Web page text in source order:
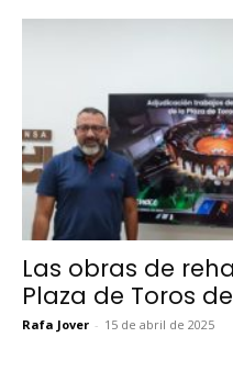
Las obras de
Plaza de Toros
Rafa Jover - 15 de abril de 2025